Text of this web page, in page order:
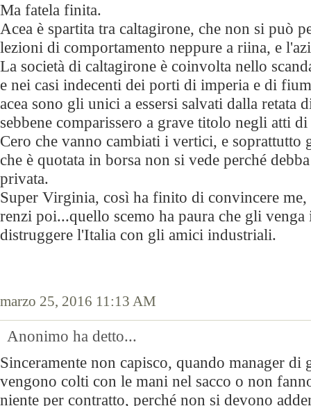
Ma fatela finita.
Acea è spartita tra caltagirone, che non si può
lezioni di comportamento neppure a riina, e
La società di caltagirone è coinvolta nello
e nei casi indecenti dei porti di imperia e di
acea sono gli unici a essersi salvati dalla retata
sebbene comparissero a grave titolo negli atti
Cero che vanno cambiati i vertici, e soprattutto
che è quotata in borsa non si vede perché
privata.
Super Virginia, così ha finito di convincere
renzi poi...quello scemo ha paura che gli
distruggere l'Italia con gli amici industriali.
marzo 25, 2016 11:13 AM
Anonimo ha detto...
Sinceramente non capisco, quando manager di
vengono colti con le mani nel sacco o non
niente per contratto, perché non si devono